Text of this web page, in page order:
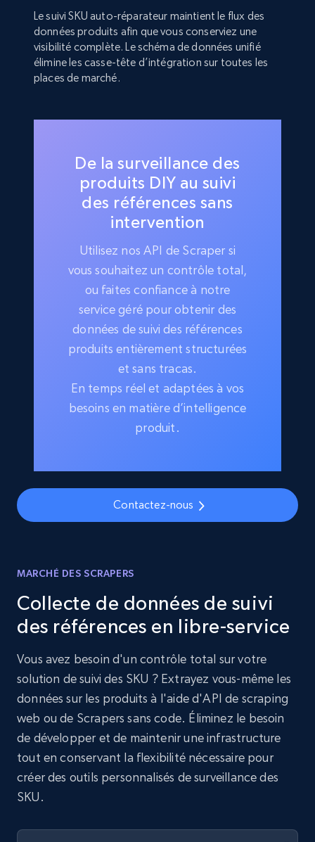
Le suivi SKU auto-réparateur maintient le flux des
données produits afin que vous conserviez une
visibilité complète. Le schéma de données unifié
élimine les casse-tête d’intégration sur toutes les
places de marché.
De la surveillance des
produits DIY au suivi
des références sans
intervention
Utilisez nos API de Scraper si
vous souhaitez un contrôle total,
ou faites confiance à notre
service géré pour obtenir des
données de suivi des références
produits entièrement structurées
et sans tracas.
En temps réel et adaptées à vos
besoins en matière d’intelligence
produit.
Contactez-nous
MARCHÉ DES SCRAPERS
Collecte de données de suivi
des références en libre-service
Vous avez besoin d'un contrôle total sur votre
solution de suivi des SKU ? Extrayez vous-même les
données sur les produits à l'aide d'API de scraping
web ou de Scrapers sans code. Éliminez le besoin
de développer et de maintenir une infrastructure
tout en conservant la flexibilité nécessaire pour
créer des outils personnalisés de surveillance des
SKU.